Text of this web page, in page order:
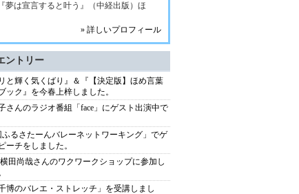
夢は宣言すると叶う』（中経出版）ほ
» 詳しいプロフィール
ントリー
リと輝く気くばり』＆『【決定版】ほめ言葉
ック』を今春上梓しました。
さんのラジオ番組「face」にゲスト出演中で
ふるさたーんバレーネットワーキング」でゲ
ーチをしました。
田尚哉さんのワクワークショップに参加し
千博のバレエ・ストレッチ」を受講しまし